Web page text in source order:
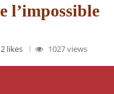
l’impossible
2 likes 1027 views